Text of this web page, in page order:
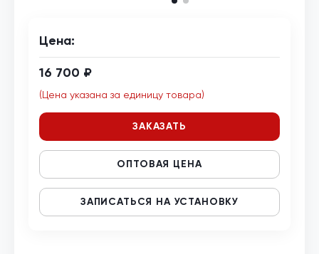
Цена:
16 700 ₽
(Цена указана за единицу товара)
ЗАКАЗАТЬ
ОПТОВАЯ ЦЕНА
ЗАПИСАТЬСЯ НА УСТАНОВКУ